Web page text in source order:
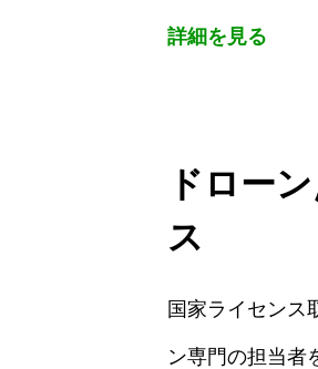
詳細を見る
ドロー
ス
国家ライセンス
ン専門の担当者